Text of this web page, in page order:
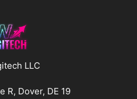
LLC
R, Dover, DE 19